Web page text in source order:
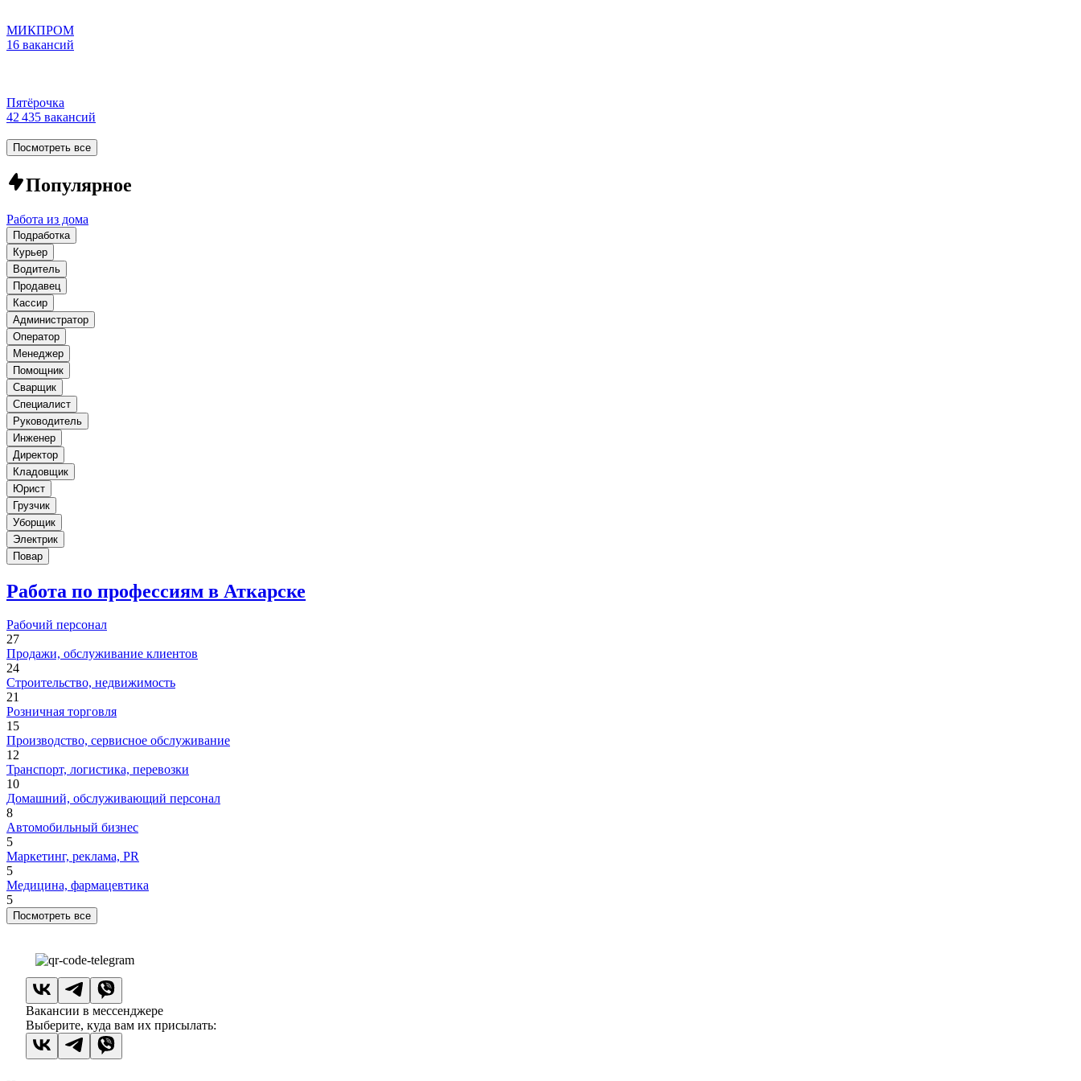
МИКПРОМ
16 вакансий
Пятёрочка
42 435 вакансий
Посмотреть все
Популярное
Работа из дома
Подработка
Курьер
Водитель
Продавец
Кассир
Администратор
Оператор
Менеджер
Помощник
Сварщик
Специалист
Руководитель
Инженер
Директор
Кладовщик
Юрист
Грузчик
Уборщик
Электрик
Повар
Работа по профессиям в Аткарске
Рабочий персонал
27
Продажи, обслуживание клиентов
24
Строительство, недвижимость
21
Розничная торговля
15
Производство, сервисное обслуживание
12
Транспорт, логистика, перевозки
10
Домашний, обслуживающий персонал
8
Автомобильный бизнес
5
Маркетинг, реклама, PR
5
Медицина, фармацевтика
5
Посмотреть все
Вакансии в мессенджере
Выберите, куда вам их присылать: